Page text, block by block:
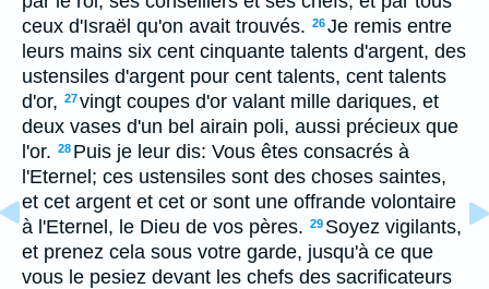
ceux d'Israël qu'on avait trouvés. 26Je remis entre
leurs mains six cent cinquante talents d'argent, des
ustensiles d'argent pour cent talents, cent talents
d'or, 27vingt coupes d'or valant mille dariques, et
deux vases d'un bel airain poli, aussi précieux que
l'or. 28 Puis je leur dis: Vous êtes consacrés à
l'Eternel; ces ustensiles sont des choses saintes,
et cet argent et cet or sont une offrande volontaire
à l'Eternel, le Dieu de vos pères. 29 Soyez vigilants,
et prenez cela sous votre garde, jusqu'à ce que
vous le pesiez devant les chefs des sacrificateurs